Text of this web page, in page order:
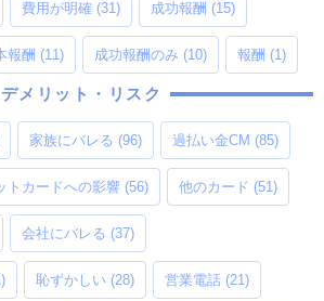
費用が明確 (31) 成功報酬 (15)
報酬 (11) 成功報酬のみ (10) 報酬 (1)
デメリット・リスク
家族にバレる (96) 過払い金CM (85)
トカードへの影響 (56) 他のカード (51)
会社にバレる (37)
恥ずかしい (28) 営業電話 (21)